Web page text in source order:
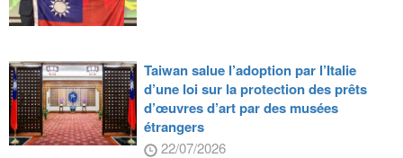
Taiwan salue l’adoption par l’Italie
d’une loi sur la protection des prêts
d’œuvres d’art par des musées
étrangers
22/07/2026